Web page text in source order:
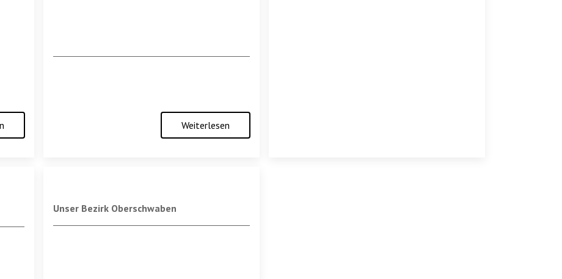
Weiterlesen
Unser Bezirk Oberschwaben